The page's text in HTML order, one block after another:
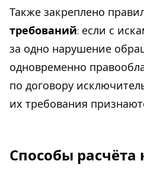
Также закреплено
требований: если с
за одно нарушение
одновременно
по договору
их требования
Способы